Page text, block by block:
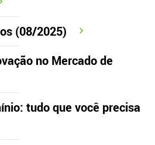
(08/2025)
no Mercado de
tudo que você precisa